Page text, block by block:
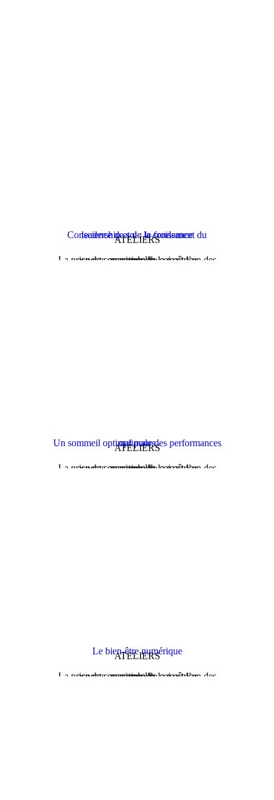
Conscience de soi : le fondement du leadership et de la croissance
ATELIERS
La prise de conscience de soi est l’un des aspects essentiels de la maîtrise personnelle…
Un sommeil optimal pour des performances optimales
ATELIERS
La prise de conscience de soi est l’un des aspects essentiels de la maîtrise personnelle…
Le bien-être numérique
ATELIERS
La prise de conscience de soi est l’un des aspects essentiels de la maîtrise personnelle…